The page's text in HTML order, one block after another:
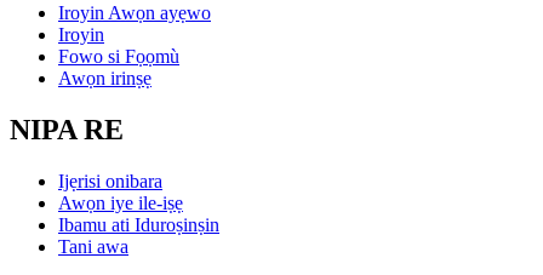
Iroyin Awọn ayẹwo
Iroyin
Fowo si Fọọmù
Awọn irinṣẹ
NIPA RE
Ijẹrisi onibara
Awọn iye ile-iṣẹ
Ibamu ati Iduroṣinṣin
Tani awa